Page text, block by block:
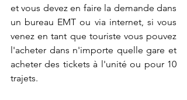
et vous devez en faire la demande dans
un bureau EMT ou via internet, si vous
venez en tant que touriste vous pouvez
l'acheter dans n'importe quelle gare et
acheter des tickets à l'unité ou pour 10
trajets.